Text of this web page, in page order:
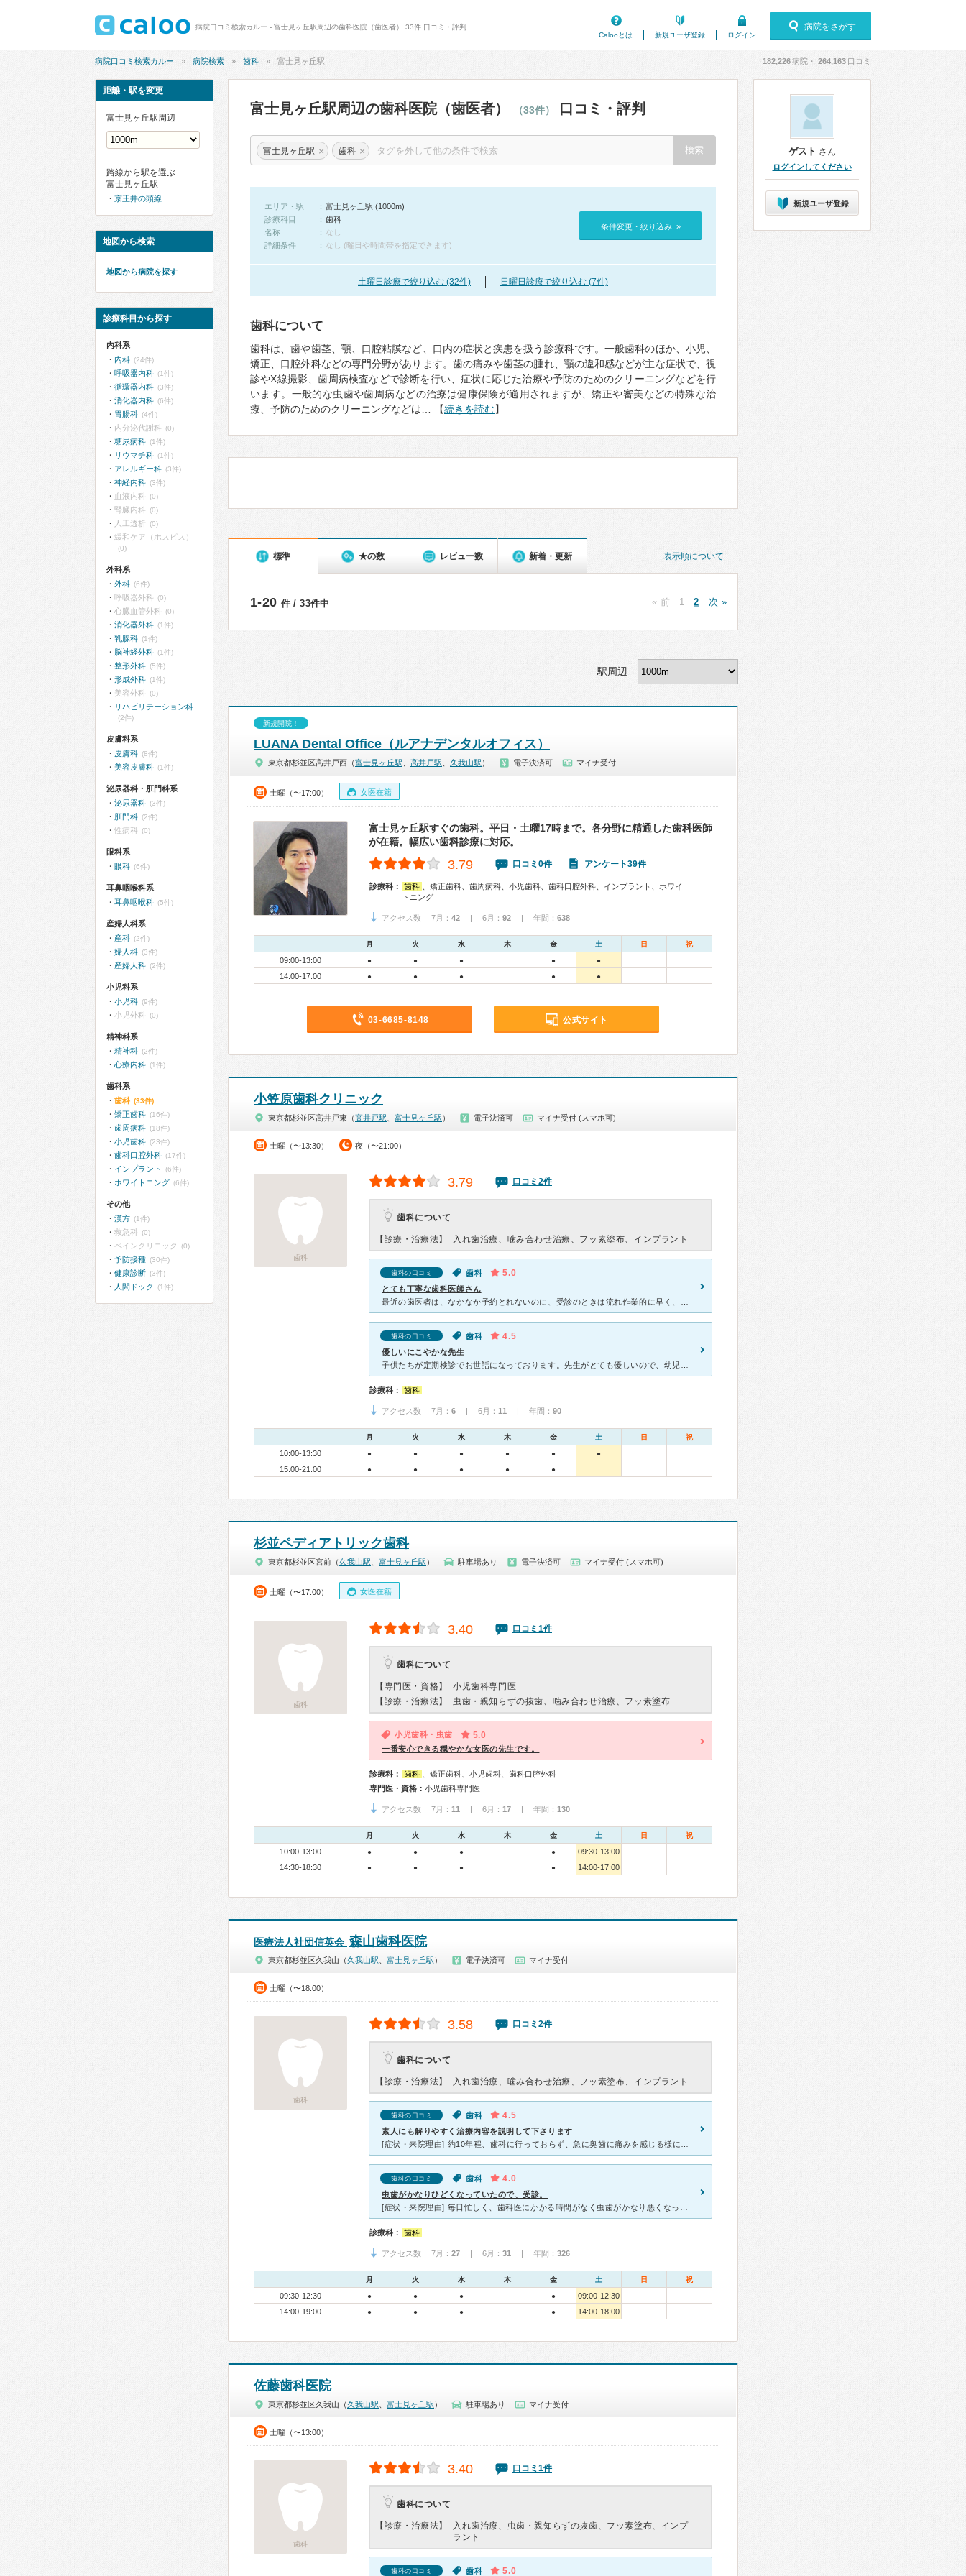
病院口コミ検索カルー - 富士見ヶ丘駅周辺の歯科医院（歯医者） 33件 口コミ・評判
Calooとは
新規ユーザ登録 ログイン
病院をさがす
病院口コミ検索カルー 病院検索 歯科 富士見ヶ丘駅 182,226病院・ 264,163 口コミ
富士見ヶ丘駅周辺の歯科医院（歯医者） （33件） 口コミ・評判
富士見ヶ丘駅 × 歯科 ×
エリア・駅
富士見ヶ丘駅 (1000m)
診療科目
歯科
名称
なし
詳細条件
なし (曜日や時間帯を指定できます)
条件変更・絞り込み »
土曜日診療で絞り込む (32件) 日曜日診療で絞り込む (7件)
歯科について
歯科は、歯や歯茎、顎、口腔粘膜など、口内の症状と疾患を扱う診療科です。一般歯科のほか、小児、
矯正、口腔外科などの専門分野があります。歯の痛みや歯茎の腫れ、顎の違和感などが主な症状で、視
診やX線撮影、歯周病検査などで診断を行い、症状に応じた治療や予防のためのクリーニングなどを行
います。一般的な虫歯や歯周病などの治療は健康保険が適用されますが、矯正や審美などの特殊な治
療、予防のためのクリーニングなどは… 【続きを読む】
表示順について
標準 ★の数 レビュー数 新着・更新
1-20 件 / 33件中 « 前 1 2 次 »
駅周辺
新規開院！
LUANA Dental Office（ルアナデンタルオフィス）
東京都杉並区高井戸西（富士見ヶ丘駅 高井戸駅 久我山駅 ） 電子決済可 マイナ受付
土曜（〜17:00） 女医在籍
富士見ヶ丘駅すぐの歯科。平日・土曜17時まで。各分野に精通した歯科医師
が在籍。幅広い歯科診療に対応。
3.79 口コミ0件 アンケート39件
診療科： 歯科
、矯正歯科、歯周病科、小児歯科、歯科口腔外科、インプラント、ホワイ
トニング
アクセス数 7月： 42 | 6月： 92 | 年間： 638
月 火 水 木 金 土 日 祝
09:00-13:00 ● ● ● ● ●
14:00-17:00 ● ● ● ● ●
03-6685-8148 公式サイト
小笠原歯科クリニック
東京都杉並区高井戸東（高井戸駅 富士見ヶ丘駅 ） 電子決済可 マイナ受付 (スマホ可)
土曜（〜13:30） 夜（〜21:00）
歯科
3.79 口コミ2件
歯科について
【診療・治療法】 入れ歯治療、噛み合わせ治療、フッ素塗布、インプラント
歯科の口コミ 歯科 5.0
とても丁寧な歯科医師さん
歯科の口コミ 歯科 4.5
優しいにこやかな先生
診療科： 歯科
アクセス数 7月： 6 | 6月： 11 | 年間： 90
月 火 水 木 金 土 日 祝
10:00-13:30 ● ● ● ● ● ●
15:00-21:00 ● ● ● ● ●
杉並ペディアトリック歯科
東京都杉並区宮前（久我山駅 富士見ヶ丘駅 ） 駐車場あり 電子決済可 マイナ受付 (スマホ可)
土曜（〜17:00） 女医在籍
歯科
3.40 口コミ1件
歯科について
【専門医・資格】
小児歯科専門医
【診療・治療法】
虫歯・親知らずの抜歯、噛み合わせ治療、フッ素塗布
小児歯科・虫歯 5.0
一番安心できる穏やかな女医の先生です。
診療科： 歯科
、矯正歯科、小児歯科、歯科口腔外科
専門医・資格： 小児歯科専門医
アクセス数 7月： 11 | 6月： 17 | 年間： 130
月 火 水 木 金 土 日 祝
10:00-13:00 ● ● ● ●
09:30-13:00
14:30-18:30
● ● ● ● 14:00-17:00
医療法人社団信英会 森山歯科医院
東京都杉並区久我山（久我山駅 富士見ヶ丘駅 ） 電子決済可 マイナ受付
土曜（〜18:00）
歯科
3.58 口コミ2件
歯科について
【診療・治療法】 入れ歯治療、噛み合わせ治療、フッ素塗布、インプラント
歯科の口コミ 歯科 4.5
素人にも解りやすく治療内容を説明して下さります
歯科の口コミ 歯科 4.0
虫歯がかなりひどくなっていたので、受診。
診療科： 歯科
アクセス数 7月： 27 | 6月： 31 | 年間： 326
月 火 水 木 金 土 日 祝
09:30-12:30 ● ● ● ●
09:00-12:30
14:00-19:00
● ● ● ● 14:00-18:00
佐藤歯科医院
東京都杉並区久我山（久我山駅 富士見ヶ丘駅 ） 駐車場あり マイナ受付
土曜（〜13:00）
歯科
3.40 口コミ1件
歯科について
【診療・治療法】
入れ歯治療、虫歯・親知らずの抜歯、フッ素塗布、インプ
ラント
歯科の口コミ 歯科 5.0
距離・駅を変更
富士見ヶ丘駅周辺
路線から駅を選ぶ
富士見ヶ丘駅
京王井の頭線
地図から検索
地図から病院を探す
診療科目から探す
内科系
内科 (24件)
呼吸器内科 (1件)
循環器内科 (3件)
消化器内科 (6件)
胃腸科 (4件)
内分泌代謝科 (0)
糖尿病科 (1件)
リウマチ科 (1件)
アレルギー科 (3件)
神経内科 (3件)
血液内科 (0)
腎臓内科 (0)
人工透析 (0)
緩和ケア（ホスピス）
(0)
外科系
外科 (6件)
呼吸器外科 (0)
心臓血管外科 (0)
消化器外科 (1件)
乳腺科 (1件)
脳神経外科 (1件)
整形外科 (5件)
形成外科 (1件)
美容外科 (0)
リハビリテーション科
(2件)
皮膚科系
皮膚科 (8件)
美容皮膚科 (1件)
泌尿器科・肛門科系
泌尿器科 (3件)
肛門科 (2件)
性病科 (0)
眼科系
眼科 (6件)
耳鼻咽喉科系
耳鼻咽喉科 (5件)
産婦人科系
産科 (2件)
婦人科 (3件)
産婦人科 (2件)
小児科系
小児科 (9件)
小児外科 (0)
精神科系
精神科 (2件)
心療内科 (1件)
歯科系
歯科 (33件)
矯正歯科 (16件)
歯周病科 (18件)
小児歯科 (23件)
歯科口腔外科 (17件)
インプラント (6件)
ホワイトニング (6件)
その他
漢方 (1件)
救急科 (0)
ペインクリニック (0)
予防接種 (30件)
健康診断 (3件)
人間ドック (1件)
ゲスト さん
ログインしてください
新規ユーザ登録